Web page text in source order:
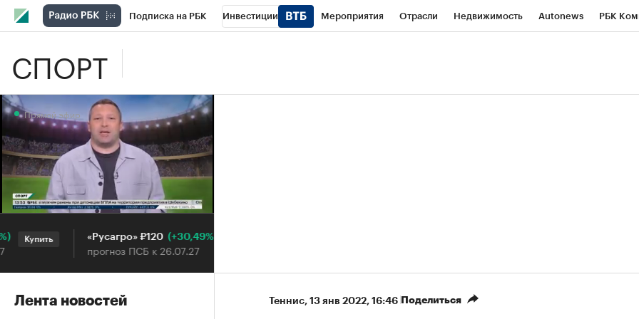
Подписка на РБК Инвестиции Мероприятия Отрасли Недвижимость Autonews РБК
Конференции СПб
Рынок наличной валюты
СПОРТ
Теннис⁠, 13 янв 2022, 16:46 Поделиться
Прямой эфир
Прямой эфир
Купить «Русагро» ₽120 (+30,49%)
прогноз ПСБ к 26.07.27
Купить
Лента новостей